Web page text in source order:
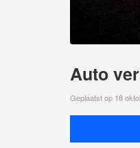
Auto
Geplaatst op 18